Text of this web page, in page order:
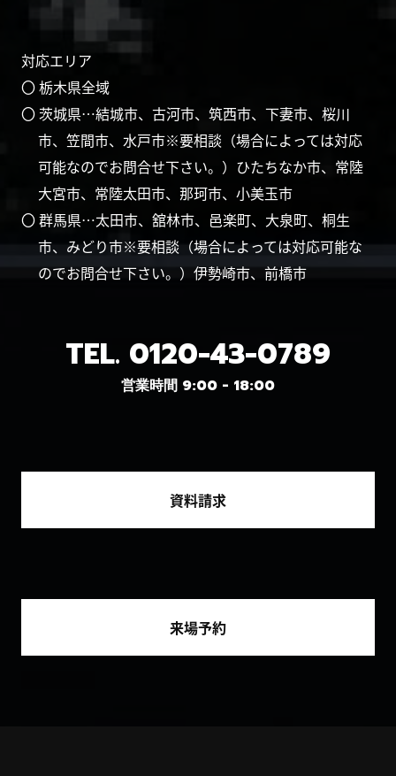
対応エリア
〇 栃木県全域
〇 茨城県…結城市、古河市、筑西市、下妻市、桜川
市、笠間市、水戸市※要相談（場合によっては対応
可能なのでお問合せ下さい。）ひたちなか市、常陸
大宮市、常陸太田市、那珂市、小美玉市
〇 群馬県…太田市、舘林市、邑楽町、大泉町、桐生
市、みどり市※要相談（場合によっては対応可能な
のでお問合せ下さい。）伊勢崎市、前橋市
TEL. 0120-43-0789
営業時間 9:00 - 18:00
資料請求
来場予約